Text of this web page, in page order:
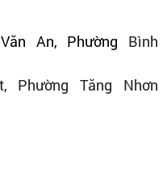
An, Phường Bình
Tăng Nhơn